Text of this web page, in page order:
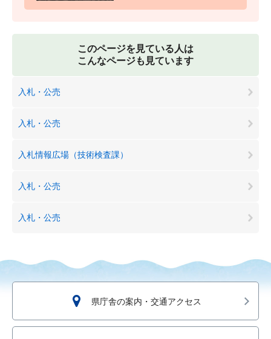
このページを見ている人は
こんなページも見ています
入札・公売
入札・公売
入札情報広場（技術検査課）
入札・公売
入札・公売
県庁舎の案内・交通アクセス